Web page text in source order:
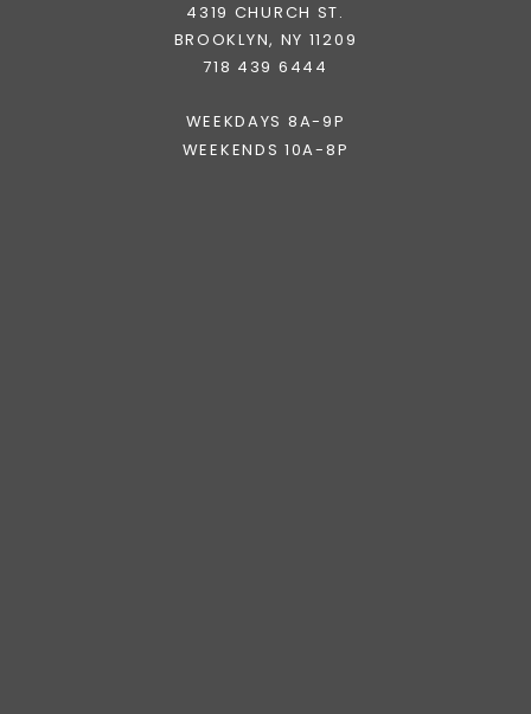
4319 CHURCH ST.
BROOKLYN, NY 11209
718 439 6444
WEEKDAYS 8A-9P
WEEKENDS 10A-8P